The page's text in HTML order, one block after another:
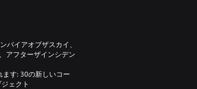
パイアオブザスカイ、
アフターザインシデン
す: 30の新しいコー
ェクト